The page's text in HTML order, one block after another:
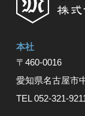
本社
〒460-0016
愛知県名古屋市
TEL 052-321-